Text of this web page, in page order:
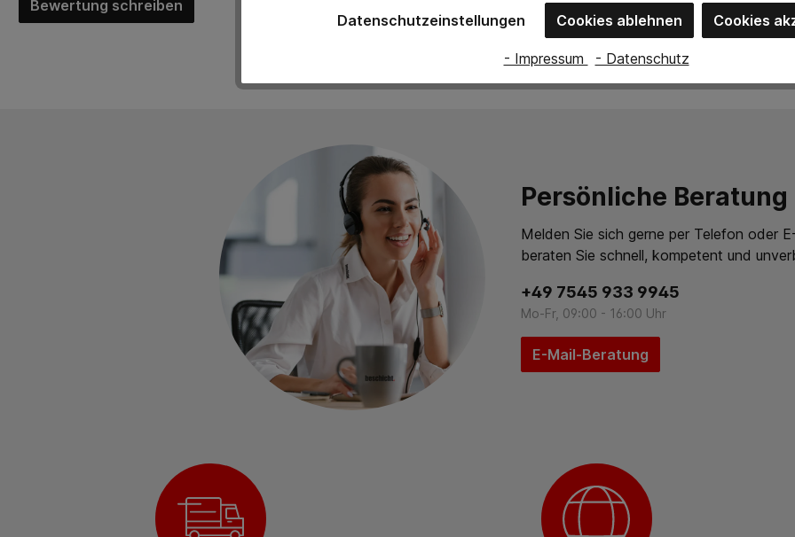
Bewertung schreiben
Persönliche Beratung
Melden Sie sich gerne per Telefon oder
beraten Sie schnell, kompetent und
+49 7545 933 9945
Mo-Fr, 09:00 - 16:00 Uhr
E-Mail-Beratung
Datenschutzeinstellungen Cookies ablehnen Cookies
- Impressum - Datenschutz